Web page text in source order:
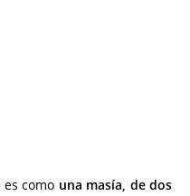
es como una masía, de dos